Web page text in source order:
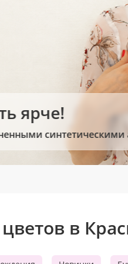
в шоколаде
для Вас!
в